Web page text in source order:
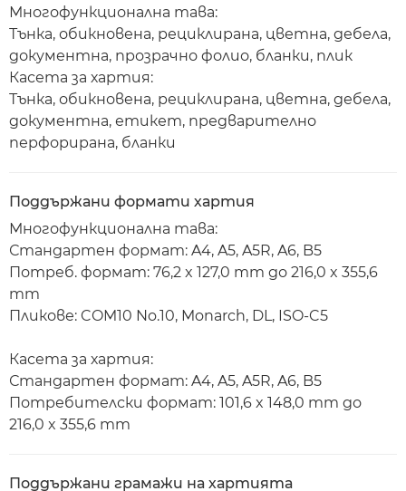
Многофункционална тава:
Тънка, обикновена, рециклирана, цветна, дебела,
документна, прозрачно фолио, бланки, плик
Касета за хартия:
Тънка, обикновена, рециклирана, цветна, дебела,
документна, етикет, предварително
перфорирана, бланки
Поддържани формати хартия
Многофункционална тава:
Стандартен формат: A4, A5, A5R, A6, B5
Потреб. формат: 76,2 x 127,0 mm до 216,0 x 355,6
mm
Пликове: COM10 No.10, Monarch, DL, ISO-C5
Касета за хартия:
Стандартен формат: A4, A5, A5R, A6, B5
Потребителски формат: 101,6 x 148,0 mm до
216,0 x 355,6 mm
Поддържани грамажи на хартията